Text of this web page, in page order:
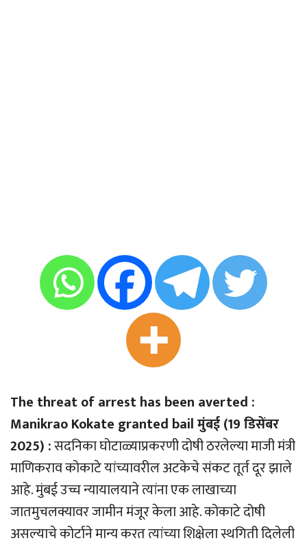
The threat of arrest has been averted :
Manikrao Kokate granted bail मुंबई (19 डिसेंबर
2025) :सदनिका घोटाळ्याप्रकरणी दोषी ठरलेल्या माजी मंत्री
माणिकराव कोकाटे यांच्यावरील अटकेचे संकट तूर्त दूर झाले
आहे. मुंबई उच्च न्यायालयाने त्यांना एक लाखाच्या
जातमुचलक्यावर जामीन मंजूर केला आहे. कोकाटे दोषी
असल्याचे कोर्टाने मान्य करत त्यांच्या शिक्षेला स्थगिती दिलेली